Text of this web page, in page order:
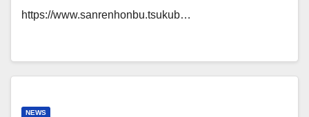
https://www.sanrenhonbu.tsukub…
NEWS